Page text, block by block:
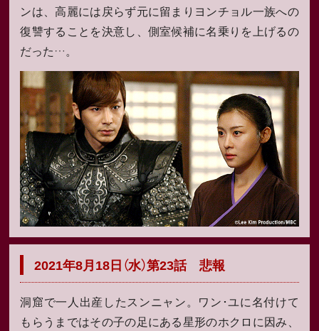
ンは、高麗には戻らず元に留まりヨンチョル一族への
復讐することを決意し、側室候補に名乗りを上げるの
だった…。
2021年8月18日（水）第23話 悲報
洞窟で一人出産したスンニャン。ワン･ユに名付けて
もらうまではその子の足にある星形のホクロに因み、